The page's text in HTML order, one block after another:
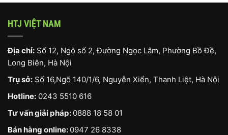
HTJ VIỆT NAM
Địa chỉ: Số 12, Ngõ số 2, Đường Ngọc Lâm, Phường Bồ Đề,
Long Biên, Hà Nội
Trụ sở: Số 16,Ngõ 140/1/6, Nguyễn Xiển, Thanh Liệt, Hà Nội
Hotline: 0243 5510 616
Tư vấn giải pháp: 0888 18 58 01
Bán hàng online: 0947 26 8338